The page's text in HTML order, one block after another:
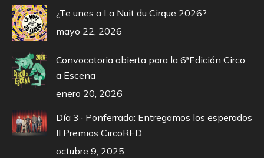
¿Te unes a La Nuit du Cirque 2026?
mayo 22, 2026
Convocatoria abierta para la 6ªEdición Circo
a Escena
enero 20, 2026
Día 3 · Ponferrada: Entregamos los esperados
II Premios CircoRED
octubre 9, 2025